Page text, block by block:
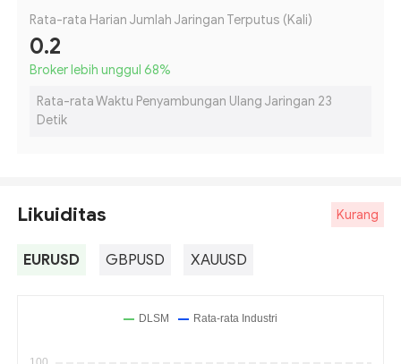
Rata-rata Harian Jumlah Jaringan Terputus (Kali)
0.2
Broker lebih unggul 68%
Rata-rata Waktu Penyambungan Ulang Jaringan 23
Detik
Likuiditas Kurang
EURUSD GBPUSD XAUUSD